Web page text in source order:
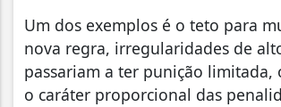
Um dos exemplos é o teto para
nova regra, irregularidades de
passariam a ter punição limitada,
o caráter proporcional das